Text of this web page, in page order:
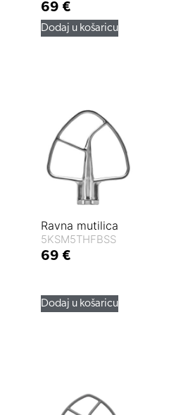
69 €
Dodaj u košaricu
Ravna mutilica
5KSM5THFBSS
69 €
Dodaj u košaricu